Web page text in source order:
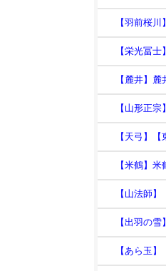
【羽前桜
造店）
【栄光冨
【麓井】麓
【山形正
【天弓】
【米鶴】米
【山法師
き】【出羽の
【あら玉